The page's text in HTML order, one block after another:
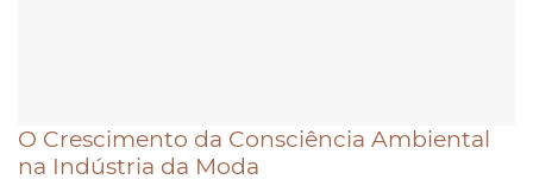
O Crescimento da Consciência Ambiental
na Indústria da Moda